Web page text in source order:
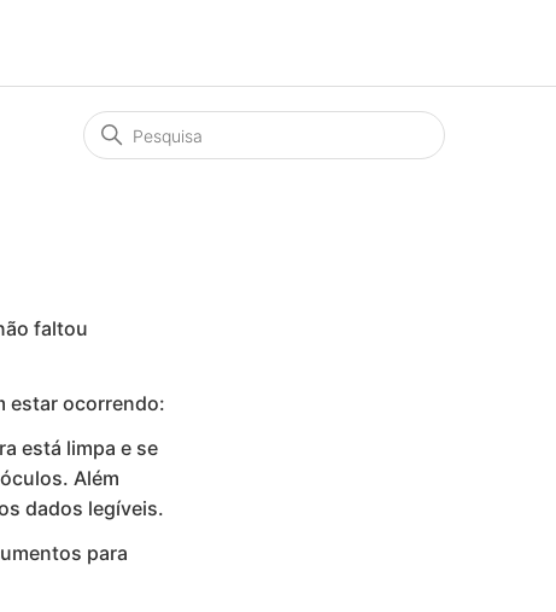
faltou
estar ocorrendo:
está limpa e se
Além
dados legíveis.
para